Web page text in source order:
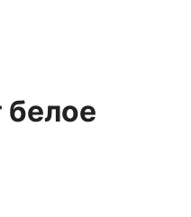
белое